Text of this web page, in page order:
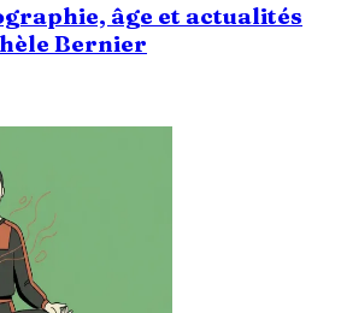
âge et actualités
Bernier